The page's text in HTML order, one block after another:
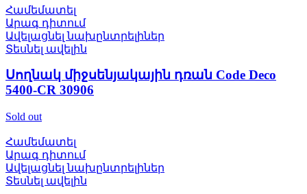
Համեմատել
Արագ դիտում
Ավելացնել նախընտրելիներ
Տեսնել ավելին
Սողնակ միջսենյակային դռան Code Deco
5400-CR 30906
Sold out
Համեմատել
Արագ դիտում
Ավելացնել նախընտրելիներ
Տեսնել ավելին